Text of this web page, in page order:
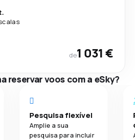
de1 031 €
reservar voos com a eSky?
Pesquisa flexível
Amplie a sua
pesquisa para incluir